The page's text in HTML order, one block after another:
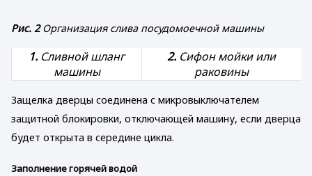
Рис. 2Организация слива посудомоечной машины
1. Сливной шланг
машины
2. Сифон мойки или
раковины
Защелка дверцы соединена с микровыключателем
защитной блокировки, отключающей машину, если дверца
будет открыта в середине цикла.
Заполнение горячей водой